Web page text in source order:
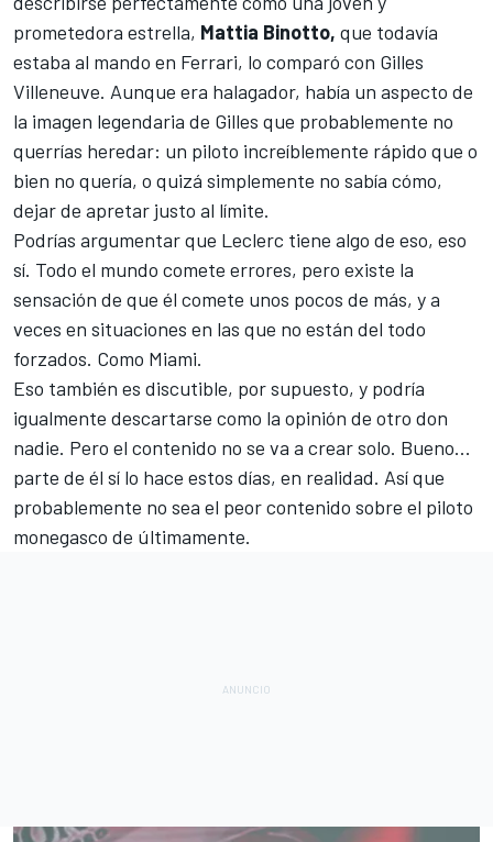
prometedora estrella, Mattia Binotto, que todavía
estaba al mando en Ferrari, lo comparó con Gilles
Villeneuve. Aunque era halagador, había un aspecto de
la imagen legendaria de Gilles que probablemente no
querrías heredar: un piloto increíblemente rápido que o
bien no quería, o quizá simplemente no sabía cómo,
dejar de apretar justo al límite.
Podrías argumentar que Leclerc tiene algo de eso, eso
sí. Todo el mundo comete errores, pero existe la
sensación de que él comete unos pocos de más, y a
veces en situaciones en las que no están del todo
forzados. Como Miami.
Eso también es discutible, por supuesto, y podría
igualmente descartarse como la opinión de otro don
nadie. Pero el contenido no se va a crear solo. Bueno...
parte de él sí lo hace estos días, en realidad. Así que
probablemente no sea el peor contenido sobre el piloto
monegasco de últimamente.